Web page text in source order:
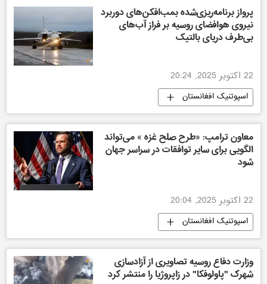
پرواز برنامه‌ریزی‌شده بمب‌افکن‌های دوربرد
نیروی هوافضای روسیه بر فراز آب‌های
بی‌طرف دریای بالتیک
22 اکتوبر 2025, 20:24
اسپوتنیک افغانستان
معاون ترامپ: «طرح صلح غزه » می‌تواند
الگویی برای سایر توافقات در سراسر جهان
شود
22 اکتوبر 2025, 20:04
اسپوتنیک افغانستان
وزارت دفاع روسیه تصاویری از آزادسازی
شهرک "پاولوفکا" در زاپروژیا را منتشر کرد